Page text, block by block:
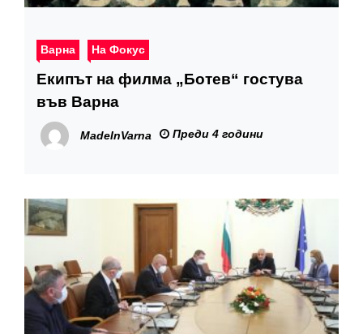
Варна На Фокус
Екипът на филма „Ботев“ гостува
във Варна
MadeInVarna Преди 4 години